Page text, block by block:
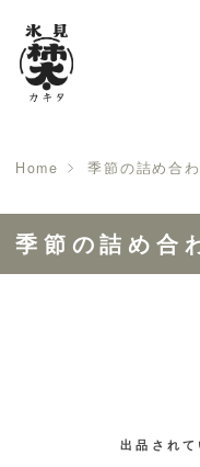
Home 季節の詰め合
季節の詰め合
出品されて